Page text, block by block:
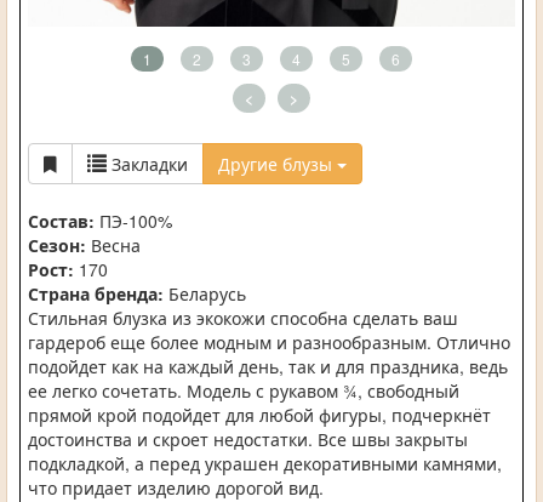
1 2 3 4 5 6
< >
Закладки Другие блузы
Состав: ПЭ-100%
Сезон: Весна
Рост: 170
Страна бренда: Беларусь
Стильная блузка из экокожи способна сделать ваш
гардероб еще более модным и разнообразным. Отлично
подойдет как на каждый день, так и для праздника, ведь
ее легко сочетать. Модель с рукавом ¾, свободный
прямой крой подойдет для любой фигуры, подчеркнёт
достоинства и скроет недостатки. Все швы закрыты
подкладкой, а перед украшен декоративными камнями,
что придает изделию дорогой вид.